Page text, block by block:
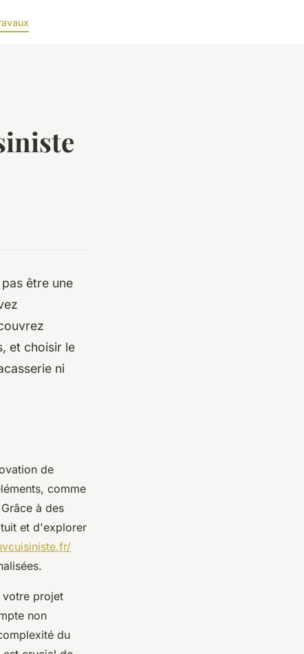
être une
et choisir le
ni
de
comme
à des
et d'explorer
votre projet
non
du